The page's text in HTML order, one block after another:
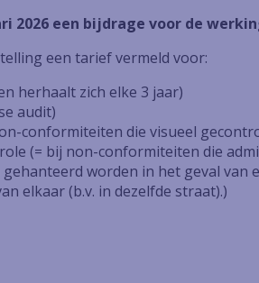
een bijdrage voor de
een tarief vermeld voor:
herhaalt zich elke 3 jaar)
audit)
conformiteiten die visueel
(= bij non-conformiteiten die
gehanteerd worden in het geval
elkaar (b.v. in dezelfde straat).)